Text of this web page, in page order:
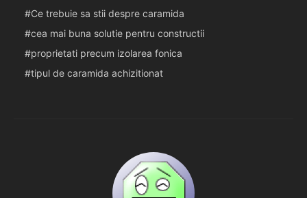
Ce trebuie sa stii despre caramida
cea mai buna solutie pentru constructii
proprietati precum izolarea fonica
tipul de caramida achizitionat